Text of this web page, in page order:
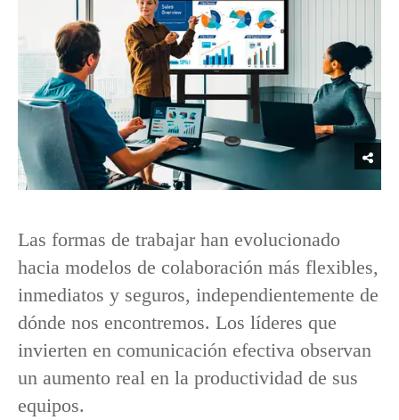
Las formas de trabajar han evolucionado
hacia modelos de colaboración más flexibles,
inmediatos y seguros, independientemente de
dónde nos encontremos. Los líderes que
invierten en comunicación efectiva observan
un aumento real en la productividad de sus
equipos.